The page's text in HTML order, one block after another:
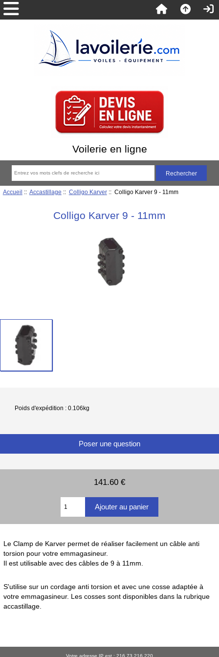
Voilerie en ligne
Accueil :: Accastillage :: Colligo Karver:: Colligo Karver 9 - 11mm
Colligo Karver 9 - 11mm
Poids d'expédition : 0.106kg
Poser une question
141.60 €
Le Clamp de Karver permet de réaliser facilement un câble anti
torsion pour votre emmagasineur.
Il est utilisable avec des câbles de 9 à 11mm.
S'utilise sur un cordage anti torsion et avec une cosse adaptée à
votre emmagasineur. Les cosses sont disponibles dans la rubrique
accastillage.
Votre adresse IP est : 216.73.216.220